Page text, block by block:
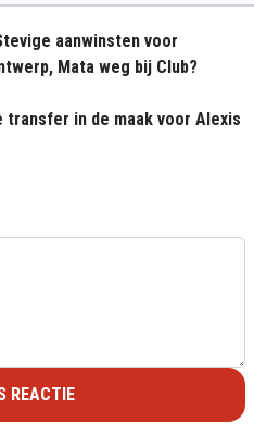
aanwinsten voor
Mata weg bij Club?
transfer in de maak voor Alexis
REACTIE